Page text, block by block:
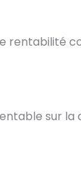
rentabilité
sur la